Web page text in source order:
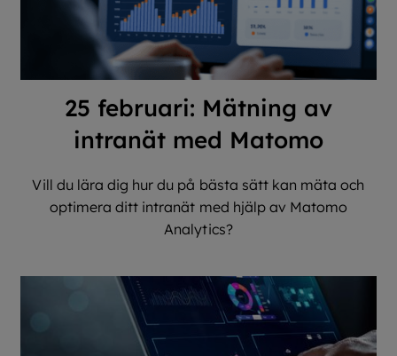
25 februari: Mätning av
intranät med Matomo
Vill du lära dig hur du på bästa sätt kan mäta och
optimera ditt intranät med hjälp av Matomo
Analytics?